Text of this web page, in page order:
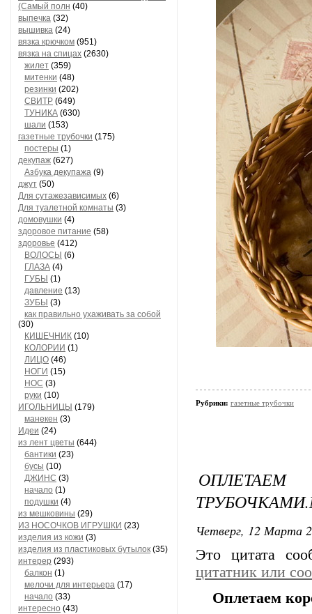
(Самый полн (40)
выпечка (32)
вышивка (24)
вязка крючком (951)
вязка на спицах (2630)
жилет (359)
митенки (48)
резинки (202)
СВИТР (649)
ТУНИКА (630)
шали (153)
газетные трубочки (175)
постеры (1)
декупаж (627)
Азбука декупажа (9)
джут (50)
Для сутажезависимых (6)
Для туалетной комнаты (3)
домовушки (4)
здоровое питание (58)
здоровье (412)
ВОЛОСЫ (6)
ГЛАЗА (4)
ГУБЫ (1)
давление (13)
ЗУБЫ (3)
как правильно ухаживать за собой
(30)
КИШЕЧНИК (10)
КОЛОРИИ (1)
ЛИЦО (46)
НОГИ (15)
НОС (3)
руки (10)
ИГОЛЬНИЦЫ (179)
манекен (3)
Идеи (24)
из лент цветы (644)
бантики (23)
бусы (10)
ДЖИНС (3)
начало (1)
подушки (4)
из мешковины (29)
ИЗ НОСОЧКОВ ИГРУШКИ (23)
изделия из кожи (3)
изделия из пластиковых бутылок (35)
интерер (293)
балкон (1)
мелочи для интерьера (17)
начало (33)
интересно (43)
Рубрики: газетные трубочки
Четверг, 12 Марта
Это цитата
цитатник или
Оплетаем